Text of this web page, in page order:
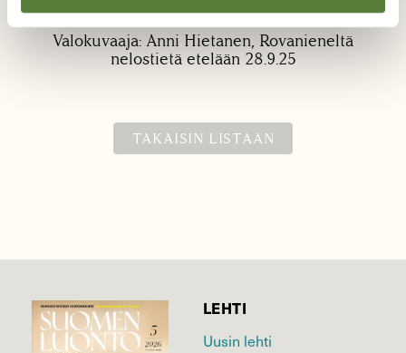
Valokuvaaja: Anni Hietanen, Rovanieneltä
nelostietä etelään 28.9.25
TAKAISIN LISTAAN
LEHTI
Uusin lehti